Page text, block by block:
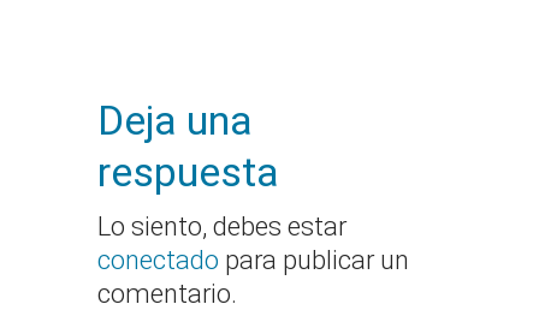
Deja una
respuesta
Lo siento, debes estar
conectado para publicar un
comentario.